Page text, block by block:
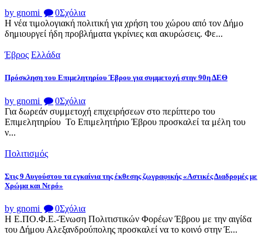
by gnomi 0Σχόλια
Η νέα τιμολογιακή πολιτική για χρήση του χώρου από τον Δήμο
δημιουργεί ήδη προβλήματα γκρίνιες και ακυρώσεις. Φε...
Έβρος Ελλάδα
Πρόσκληση του Επιμελητηρίου Έβρου για συμμετοχή στην 90η ΔΕΘ
by gnomi 0Σχόλια
Για δωρεάν συμμετοχή επιχειρήσεων στο περίπτερο του
Επιμελητηρίου Το Επιμελητήριο Έβρου προσκαλεί τα μέλη του
ν...
Πολιτισμός
Στις 9 Αυγούστου τα εγκαίνια της έκθεσης ζωγραφικής «Αστικές Διαδρομές με
Χρώμα και Νερό»
by gnomi 0Σχόλια
Η Ε.ΠΟ.Φ.Ε.-Ένωση Πολιτιστικών Φορέων Έβρου με την αιγίδα
του Δήμου Αλεξανδρούπολης προσκαλεί να το κοινό στην Έ...